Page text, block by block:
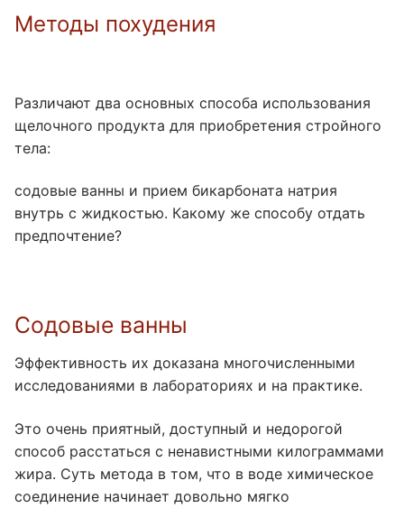
Методы похудения
Различают два основных способа использования
щелочного продукта для приобретения стройного
тела:
содовые ванны и прием бикарбоната натрия
внутрь с жидкостью. Какому же способу отдать
предпочтение?
Содовые ванны
Эффективность их доказана многочисленными
исследованиями в лабораториях и на практике.
Это очень приятный, доступный и недорогой
способ расстаться с ненавистными килограммами
жира. Суть метода в том, что в воде химическое
соединение начинает довольно мягко